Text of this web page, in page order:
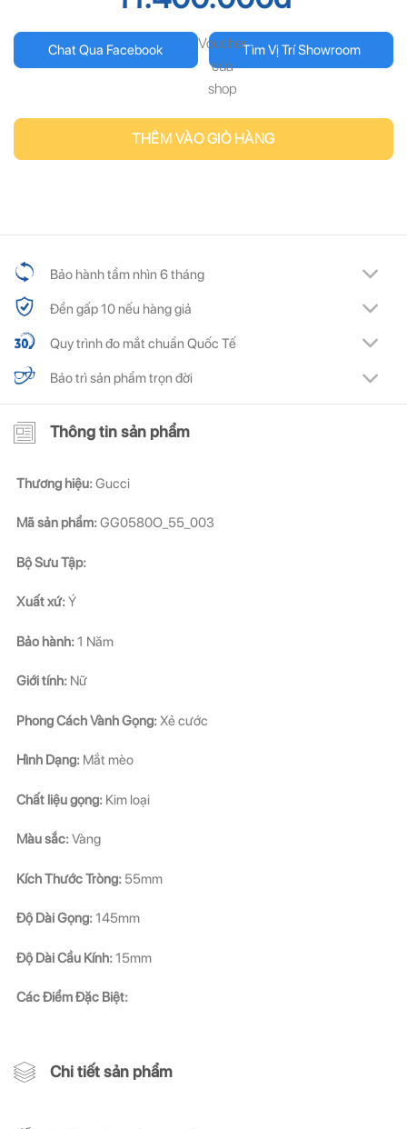
Chat Qua Facebook Tìm Vị Trí Showroom
Voucher
của
shop
THÊM VÀO GIỎ HÀNG
Bảo hành tầm nhìn 6 tháng
Đền gấp 10 nếu hàng giả
Quy trình đo mắt chuẩn Quốc Tế
Bảo trì sản phẩm trọn đời
Thông tin sản phẩm
Thương hiệu:Gucci
Mã sản phẩm:GG0580O_55_003
Bộ Sưu Tập:
Xuất xứ:Ý
Bảo hành:1 Năm
Giới tính: Nữ
Phong Cách Vành Gọng:Xẻ cước
Hình Dạng: Mắt mèo
Chất liệu gọng: Kim loại
Màu sắc:Vàng
Kích Thước Tròng: 55mm
Độ Dài Gọng:145mm
Độ Dài Cầu Kính:15mm
Các Điểm Đặc Biệt:
Chi tiết sản phẩm